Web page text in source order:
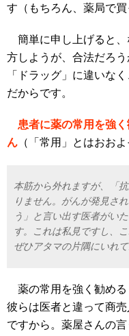
す（もちろん、薬局で買
簡単に申し上げると、
方しようが、合法だろ
「ドラッグ」に違いな
だからです。
患者に薬の常用を強
ん （「常用」とはおお
本筋から外れますが、「
りません。がんが発見さ
う」と言い出す医者がい
す。これは私見ですし、
ぜひアタマの片隅にいれ
薬の常用を強く勧める
彼らは医者と違って商
ですから。薬屋さんの